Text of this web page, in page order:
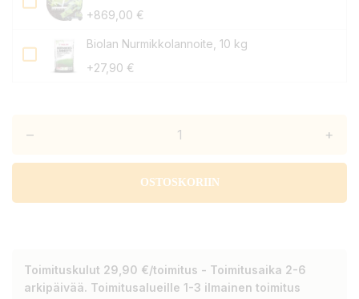
+869,00 €
Biolan Nurmikkolannoite, 10 kg
+27,90 €
– +
OSTOSKORIIN
Toimituskulut 29,90 €/toimitus - Toimitusaika 2-6
arkipäivää. Toimitusalueille 1-3 ilmainen toimitus